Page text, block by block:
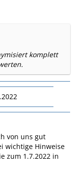
komplett
von uns gut
wichtige Hinweise
zum 1.7.2022 in